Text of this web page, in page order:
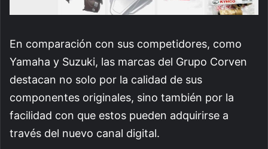
En comparación con sus competidores, como
Yamaha y Suzuki, las marcas del Grupo Corven
destacan no solo por la calidad de sus
componentes originales, sino también por la
facilidad con que estos pueden adquirirse a
través del nuevo canal digital.